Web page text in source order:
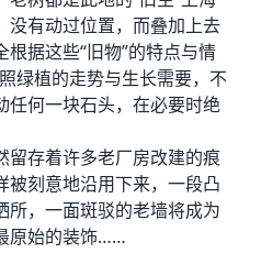
没有动过位置，而叠加上去
据这些“旧物”的特点与情
绿植的走势与生长需要，不
任何一块石头，在必要时绝
留存着许多老厂房改建的痕
被刻意地沿用下来，一段凸
所，一面斑驳的老墙将成为
原始的装饰……